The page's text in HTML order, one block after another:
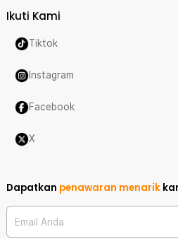
Ikuti Kami
Tiktok
Instagram
Facebook
X
Dapatkan penawaran menarik
Email Anda